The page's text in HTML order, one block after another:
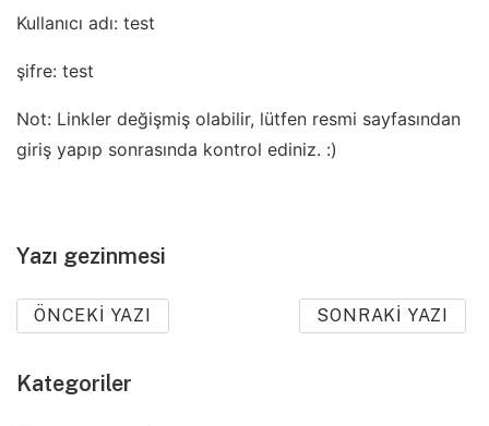
Kullanıcı adı: test
şifre: test
Not: Linkler değişmiş olabilir, lütfen resmi sayfasından
giriş yapıp sonrasında kontrol ediniz. :)
Yazı gezinmesi
ÖNCEKI YAZI SONRAKI YAZI
Kategoriler